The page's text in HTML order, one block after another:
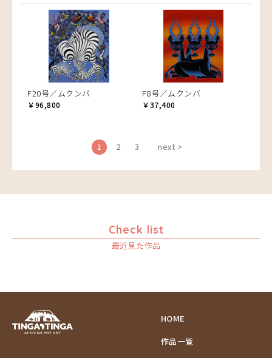
F20号／ムクンバ
￥96,800
F8号／ムクンバ
￥37,400
1 2 3 next >
Check list
最近見た作品
HOME
作品一覧